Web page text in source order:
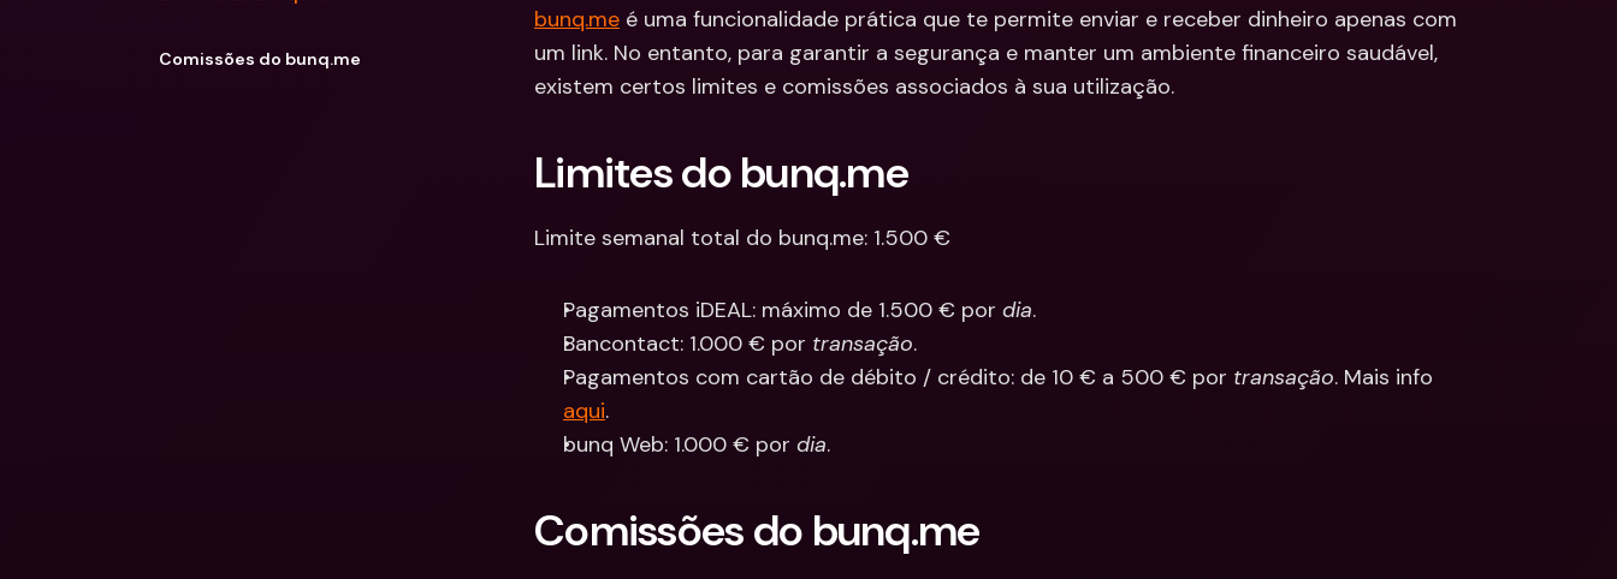
Contas Bancárias
Internacionais & Moedas
Estrangeiras
Integrações
Contas Bancárias
Internacionais & Moedas
Comissões do bunq.me
bunq.me é uma funcionalidade prática que te permite enviar e receber dinheiro apenas com
um link. No entanto, para garantir a segurança e manter um ambiente financeiro saudável,
existem certos limites e comissões associados à sua utilização.
Limites do bunq.me
Limite semanal total do bunq.me: 1.500 €
Pagamentos iDEAL: máximo de 1.500 € por dia.
Bancontact: 1.000 € por transação.
Pagamentos com cartão de débito / crédito: de 10 € a 500 € por transação
aqui.
bunq Web: 1.000 € por dia.
Comissões do bunq.me